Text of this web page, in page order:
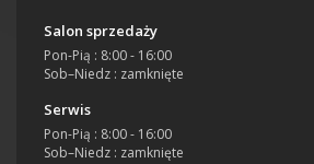
Salon sprzedaży
Pon-Pią : 8:00 - 16:00
Sob–Niedz : zamknięte
Serwis
Pon-Pią : 8:00 - 16:00
Sob–Niedz : zamknięte